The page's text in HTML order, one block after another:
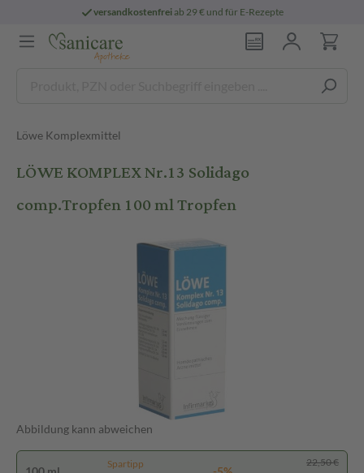
versandkostenfreiab 29 € und für E-Rezepte
Löwe Komplexmittel
LÖWE KOMPLEX Nr.13 Solidago
comp.Tropfen 100 ml Tropfen
Abbildung kann abweichen
Spartipp
22,50 €